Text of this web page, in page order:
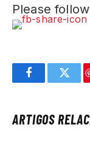
Please
Facebook
ARTIGOS